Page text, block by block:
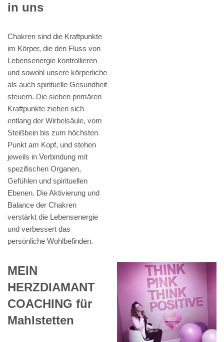
in uns
Chakren sind die Kraftpunkte
im Körper, die den Fluss von
Lebensenergie kontrollieren
und sowohl unsere körperliche
als auch spirituelle Gesundheit
steuern. Die sieben primären
Kraftpunkte ziehen sich
entlang der Wirbelsäule, vom
Steißbein bis zum höchsten
Punkt am Kopf, und stehen
jeweils in Verbindung mit
spezifischen Organen,
Gefühlen und spirituellen
Ebenen. Die Aktivierung und
Balance der Chakren
verstärkt die Lebensenergie
und verbessert das
persönliche Wohlbefinden.
MEIN
HERZDIAMANT
COACHING für
Mahlstetten